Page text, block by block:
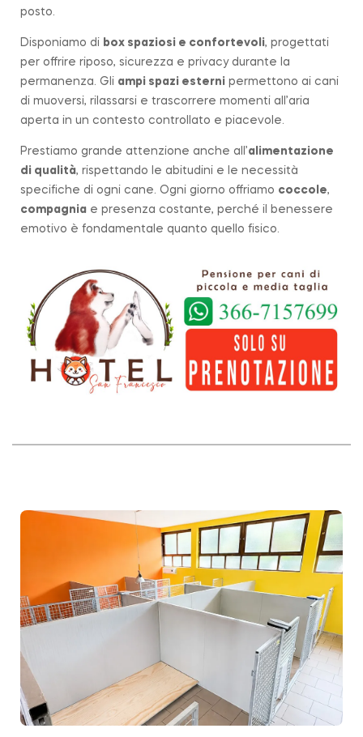
posto.
Disponiamo di box spaziosi e confortevoli, progettati
per offrire riposo, sicurezza e privacy durante la
permanenza. Gli ampi spazi esterni permettono ai cani
di muoversi, rilassarsi e trascorrere momenti all’aria
aperta in un contesto controllato e piacevole.
Prestiamo grande attenzione anche all’alimentazione
di qualità, rispettando le abitudini e le necessità
specifiche di ogni cane. Ogni giorno offriamo coccole,
compagnia e presenza costante, perché il benessere
emotivo è fondamentale quanto quello fisico.